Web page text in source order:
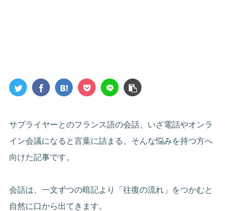
サプライヤーとのフランス語の会話、いざ電話やオンラ
イン会議になると言葉に詰まる。そんな悩みを持つ方へ
向けた記事です。
会話は、一文ずつの暗記より「往復の流れ」をつかむと
自然に口から出てきます。